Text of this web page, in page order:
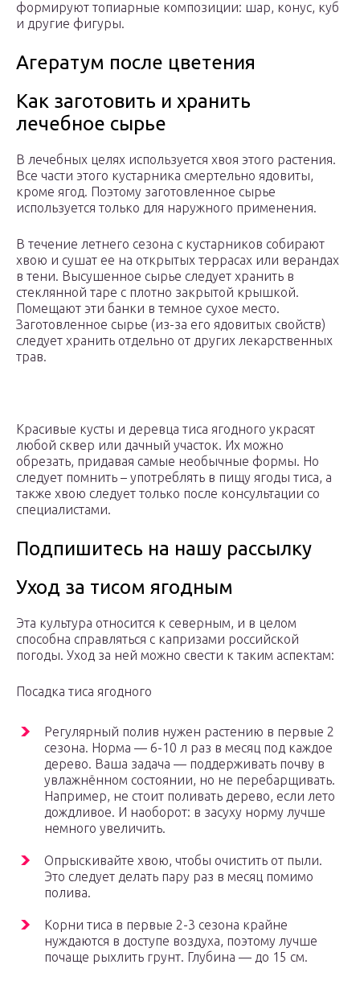
формируют топиарные композиции: шар, конус, куб
и другие фигуры.
Агератум после цветения
Как заготовить и хранить
лечебное сырье
В лечебных целях используется хвоя этого растения.
Все части этого кустарника смертельно ядовиты,
кроме ягод. Поэтому заготовленное сырье
используется только для наружного применения.
В течение летнего сезона с кустарников собирают
хвою и сушат ее на открытых террасах или верандах
в тени. Высушенное сырье следует хранить в
стеклянной таре с плотно закрытой крышкой.
Помещают эти банки в темное сухое место.
Заготовленное сырье (из-за его ядовитых свойств)
следует хранить отдельно от других лекарственных
трав.
Красивые кусты и деревца тиса ягодного украсят
любой сквер или дачный участок. Их можно
обрезать, придавая самые необычные формы. Но
следует помнить – употреблять в пищу ягоды тиса, а
также хвою следует только после консультации со
специалистами.
Подпишитесь на нашу рассылку
Уход за тисом ягодным
Эта культура относится к северным, и в целом
способна справляться с капризами российской
погоды. Уход за ней можно свести к таким аспектам:
Посадка тиса ягодного
Регулярный полив нужен растению в первые 2
сезона. Норма — 6-10 л раз в месяц под каждое
дерево. Ваша задача — поддерживать почву в
увлажнённом состоянии, но не перебарщивать.
Например, не стоит поливать дерево, если лето
дождливое. И наоборот: в засуху норму лучше
немного увеличить.
Опрыскивайте хвою, чтобы очистить от пыли.
Это следует делать пару раз в месяц помимо
полива.
Корни тиса в первые 2-3 сезона крайне
нуждаются в доступе воздуха, поэтому лучше
почаще рыхлить грунт. Глубина — до 15 см.